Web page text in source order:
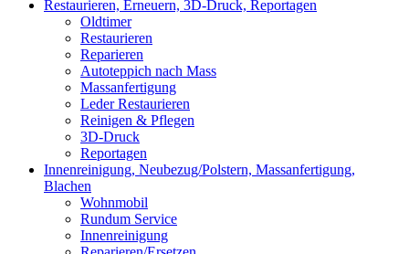
Restaurieren, Erneuern, 3D-Druck, Reportagen
Oldtimer
Restaurieren
Reparieren
Autoteppich nach Mass
Massanfertigung
Leder Restaurieren
Reinigen & Pflegen
3D-Druck
Reportagen
Innenreinigung, Neubezug/Polstern, Massanfertigung,
Blachen
Wohnmobil
Rundum Service
Innenreinigung